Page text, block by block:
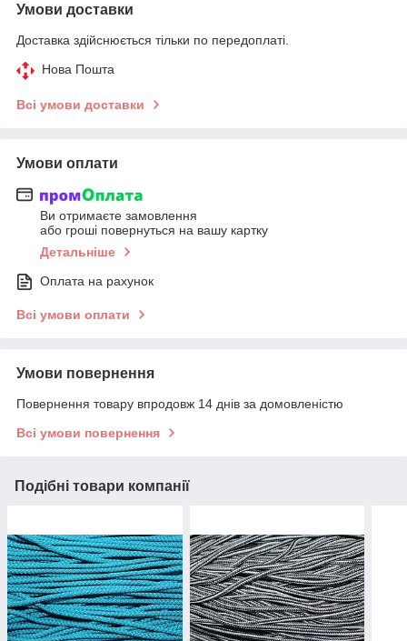
Умови доставки
Доставка здійснюється тільки по передоплаті.
Нова Пошта
Всі умови доставки
Умови оплати
Ви отримаєте замовлення
або гроші повернуться на вашу картку
Детальніше
Оплата на рахунок
Всі умови оплати
Умови повернення
Повернення товару впродовж 14 днів за домовленістю
Всі умови повернення
Подібні товари компанії